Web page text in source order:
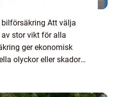
bilförsäkring Att välja
stor vikt för alla
ger ekonomisk
olyckor eller skador